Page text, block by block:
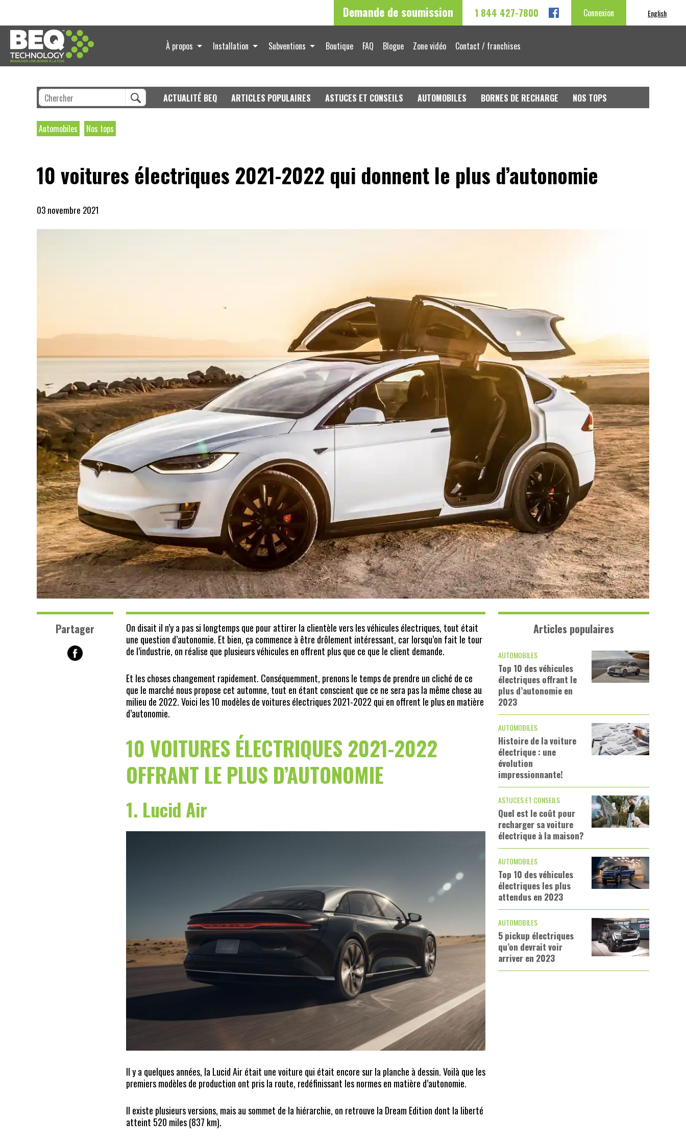
Demande de soumission 1 844 427-7800 Connexion English
À propos Installation Subventions Boutique FAQ Blogue Zone vidéo Contact / franchises
ACTUALITÉ BEQ ARTICLES POPULAIRES ASTUCES ET CONSEILS AUTOMOBILES BORNES DE RECHARGE NOS TOPS
Automobiles Nos tops
10 voitures électriques 2021-2022 qui donnent le plus d’autonomie
03 novembre 2021
Partager
On disait il n’y a pas si longtemps que pour attirer la clientèle vers les véhicules électriques, tout était
une question d’autonomie. Et bien, ça commence à être drôlement intéressant, car lorsqu’on fait le tour
de l’industrie, on réalise que plusieurs véhicules en offrent plus que ce que le client demande.
Et les choses changement rapidement. Conséquemment, prenons le temps de prendre un cliché de ce
que le marché nous propose cet automne, tout en étant conscient que ce ne sera pas la même chose au
milieu de 2022. Voici les 10 modèles de voitures électriques 2021-2022 qui en offrent le plus en matière
d’autonomie.
10 VOITURES ÉLECTRIQUES 2021-2022
OFFRANT LE PLUS D’AUTONOMIE
1. Lucid Air
Il y a quelques années, la Lucid Air était une voiture qui était encore sur la planche à dessin. Voilà que les
premiers modèles de production ont pris la route, redéfinissant les normes en matière d’autonomie.
Il existe plusieurs versions, mais au sommet de la hiérarchie, on retrouve la Dream Edition dont la liberté
atteint 520 miles (837 km).
Articles populaires
AUTOMOBILES
Top 10 des véhicules
électriques offrant le
plus d’autonomie en
2023
AUTOMOBILES
Histoire de la voiture
électrique : une
évolution
impressionnante!
ASTUCES ET CONSEILS
Quel est le coût pour
recharger sa voiture
électrique à la maison?
AUTOMOBILES
Top 10 des véhicules
électriques les plus
attendus en 2023
AUTOMOBILES
5 pickup électriques
qu’on devrait voir
arriver en 2023